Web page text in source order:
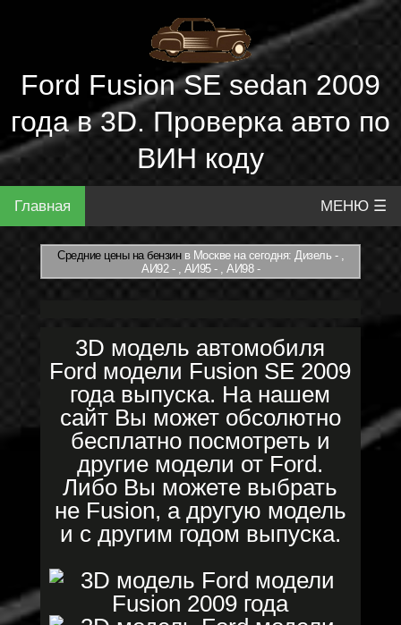
Ford Fusion SE sedan 2009
года в 3D. Проверка авто по
ВИН коду
Главная МЕНЮ ☰
Средние цены на бензинв Москве на сегодня: Дизель - ,
АИ92 - , АИ95 - , АИ98 -
3D модель автомобиля
Ford модели Fusion SE 2009
года выпуска. На нашем
сайт Вы может обсолютно
бесплатно посмотреть и
другие модели от Ford.
Либо Вы можете выбрать
не Fusion, а другую модель
и с другим годом выпуска.